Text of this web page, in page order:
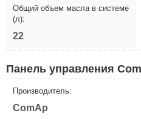
Общий объем масла в системе
(л):
22
Панель управления
Производитель:
ComAp